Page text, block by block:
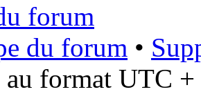
forum
du forum •
au format UTC +